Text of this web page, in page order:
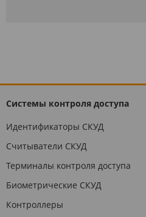
Системы контроля доступа
Идентификаторы СКУД
Считыватели СКУД
Терминалы контроля доступа
Биометрические СКУД
Контроллеры